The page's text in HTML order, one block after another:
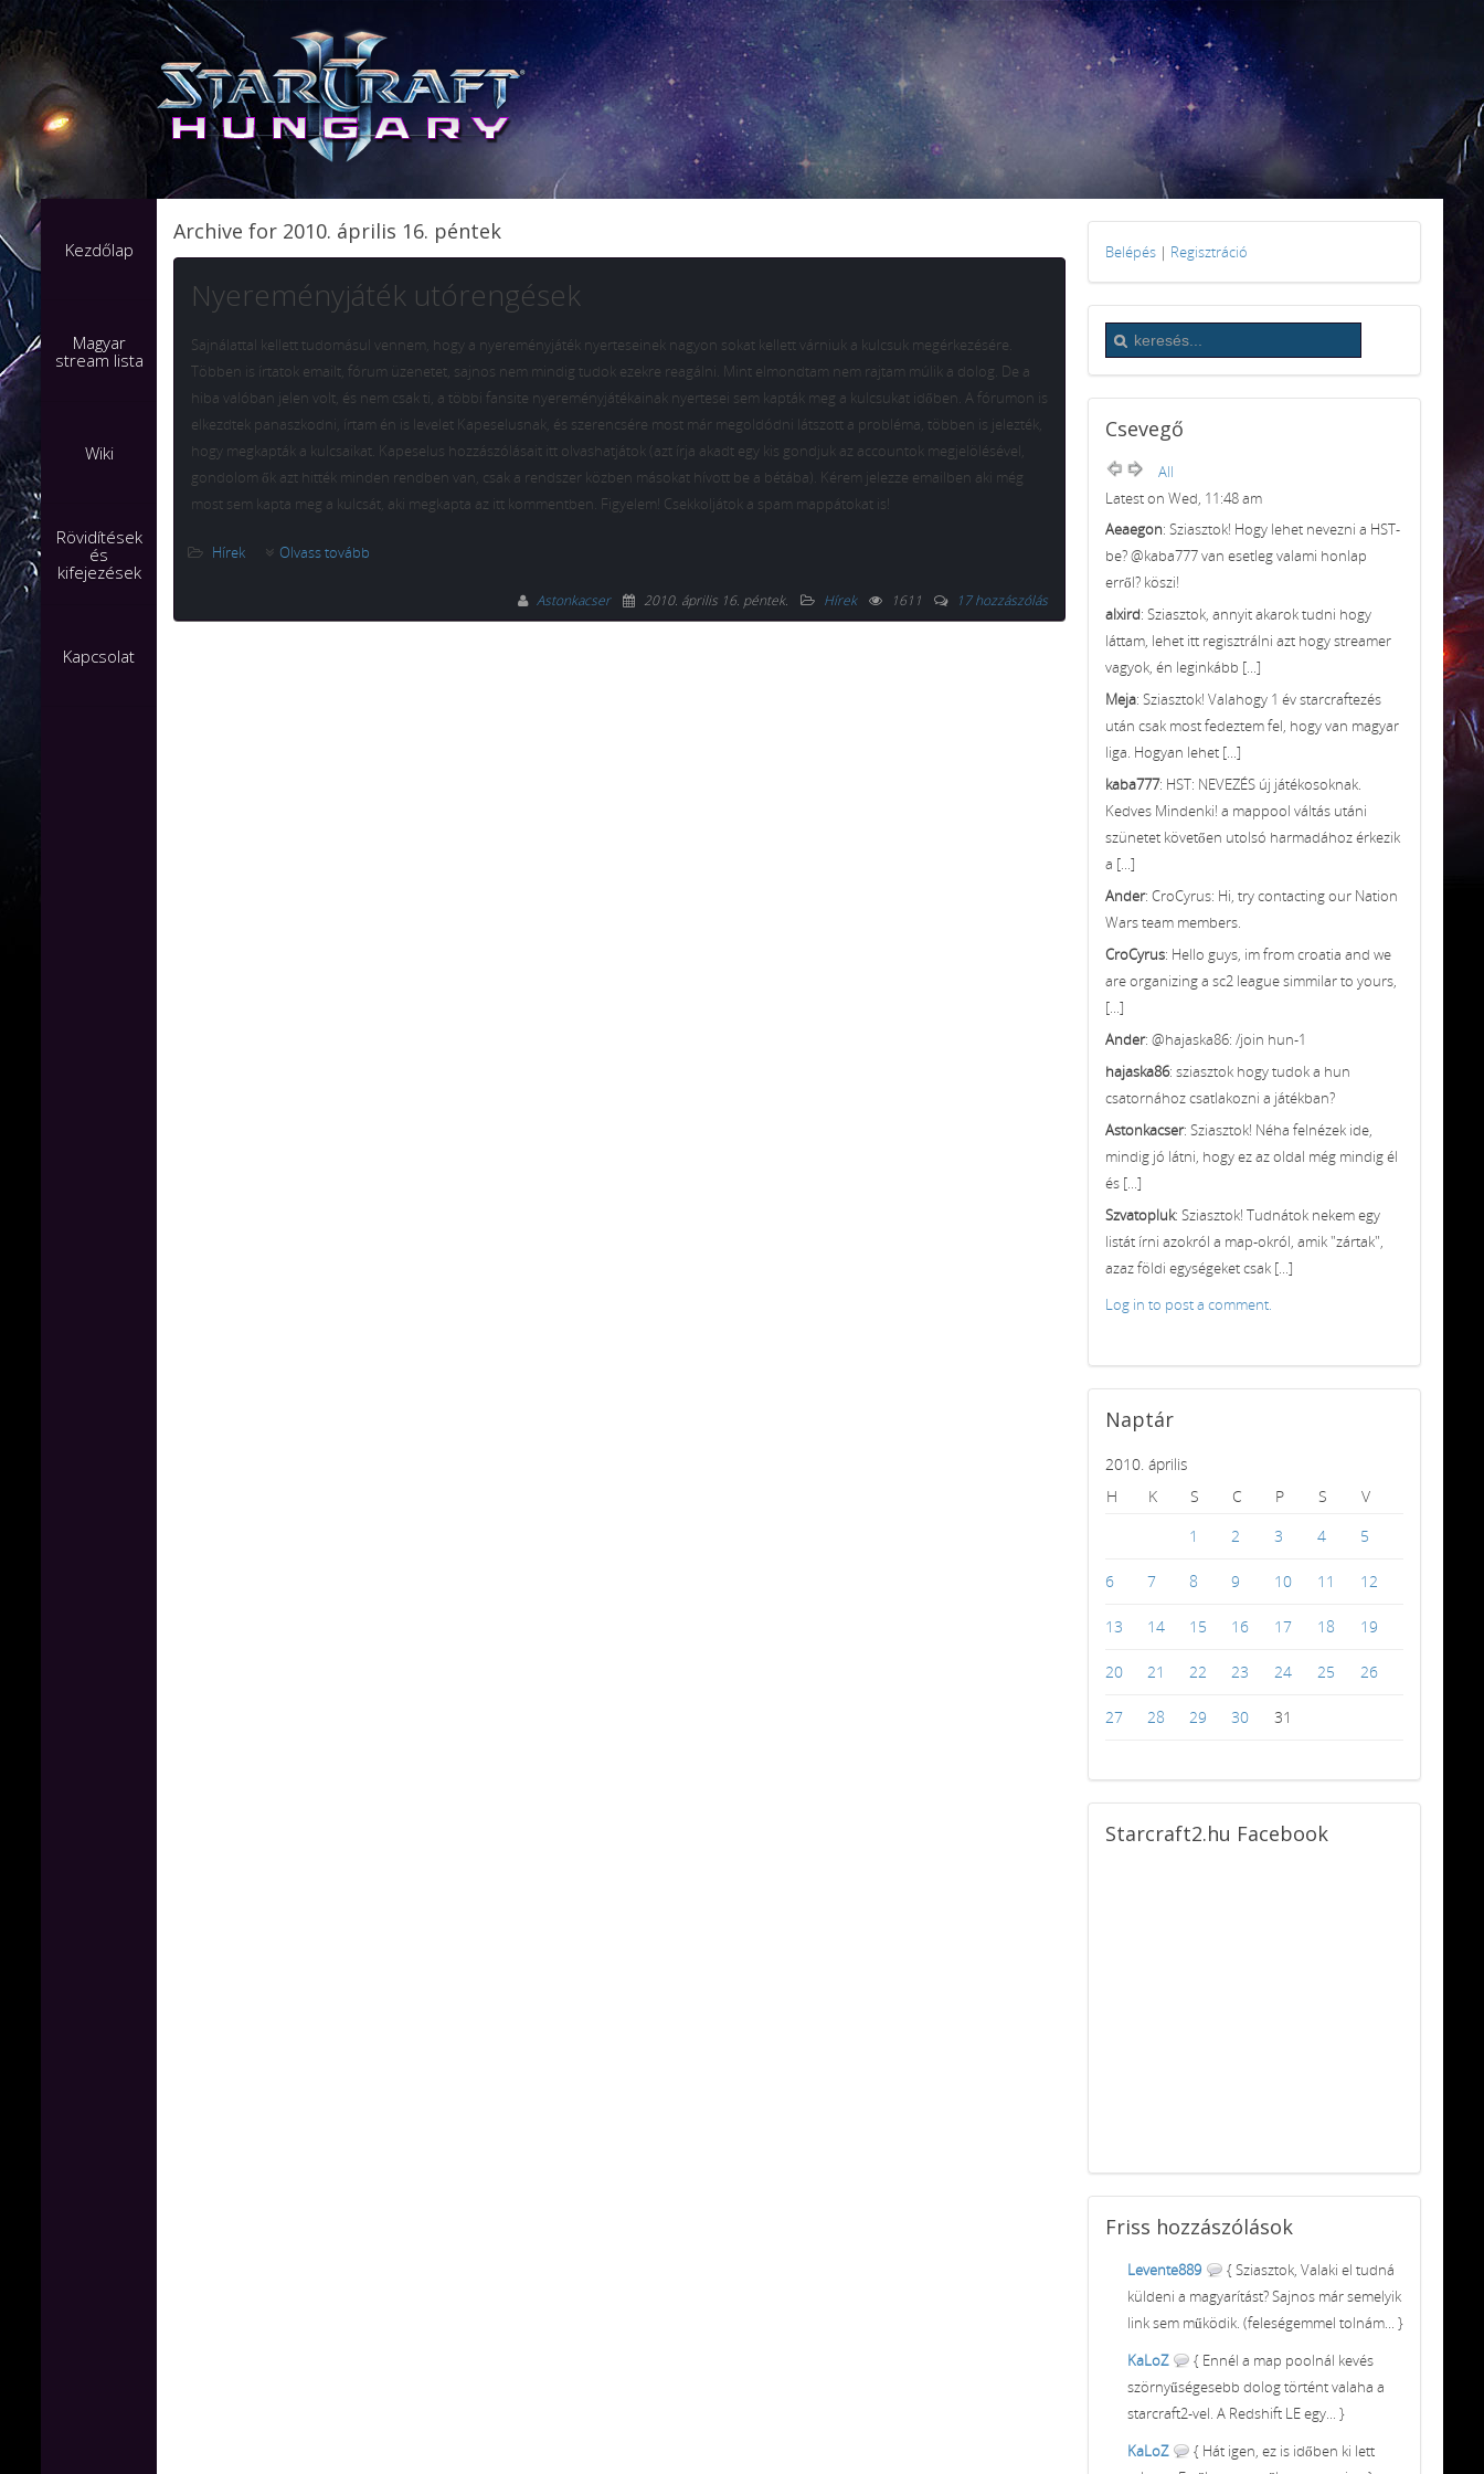
Kezdőlap
Magyar
stream lista
Wiki
Rövidítések
és
kifejezések
Kapcsolat
Archive for 2010. április 16. péntek
Nyereményjáték utórengések
Sajnálattal kellett tudomásul vennem, hogy a nyereményjáték nyerteseinek nagyon sokat kellett várniuk a kulcsuk megérkezésére.
Többen is írtatok emailt, fórum üzenetet, sajnos nem mindig tudok ezekre reagálni. Mint elmondtam nem rajtam múlik a dolog. De a
hiba valóban jelen volt, és nem csak ti, a többi fansite nyereményjátékainak nyertesei sem kapták meg a kulcsukat időben. A fórumon is
elkezdtek panaszkodni, írtam én is levelet Kapeselusnak, és szerencsére most már megoldódni látszott a probléma, többen is jelezték,
hogy megkapták a kulcsaikat. Kapeselus hozzászólásait itt olvashatjátok (azt írja akadt egy kis gondjuk az accountok megjelölésével,
gondolom ők azt hitték minden rendben van, csak a rendszer közben másokat hívott be a bétába). Kérem jelezze emailben aki még
most sem kapta meg a kulcsát, aki megkapta az itt kommentben. Figyelem! Csekkoljátok a spam mappátokat is!
Hírek Olvass tovább
Astonkacser 2010. április 16. péntek. Hírek 1611 17 hozzászólás
Belépés | Regisztráció
Csevegő
All
Latest on Wed, 11:48 am
Aeaegon: Sziasztok! Hogy lehet nevezni a HST-
be? @kaba777 van esetleg valami honlap
erről? köszi!
alxird: Sziasztok, annyit akarok tudni hogy
láttam, lehet itt regisztrálni azt hogy streamer
vagyok, én leginkább [...]
Meja: Sziasztok! Valahogy 1 év starcraftezés
után csak most fedeztem fel, hogy van magyar
liga. Hogyan lehet [...]
kaba777: HST: NEVEZÉS új játékosoknak.
Kedves Mindenki! a mappool váltás utáni
szünetet követően utolsó harmadához érkezik
a [...]
Ander: CroCyrus: Hi, try contacting our Nation
Wars team members.
CroCyrus: Hello guys, im from croatia and we
are organizing a sc2 league simmilar to yours,
[...]
Ander: @hajaska86: /join hun-1
hajaska86: sziasztok hogy tudok a hun
csatornához csatlakozni a játékban?
Astonkacser: Sziasztok! Néha felnézek ide,
mindig jó látni, hogy ez az oldal még mindig él
és [...]
Szvatopluk: Sziasztok! Tudnátok nekem egy
listát írni azokról a map-okról, amik "zártak",
azaz földi egységeket csak [...]
Log in to post a comment.
Naptár
2010. április
H
K S C P S
V
1
2 3 4 5
6 7 8 9 10 11 12
13 14 15 16 17 18 19
20 21 22 23 24 25 26
27 28 29 30 31
Starcraft2.hu Facebook
Friss hozzászólások
Levente889
{ Sziasztok, Valaki el tudná
küldeni a magyarítást? Sajnos már semelyik
link sem működik. (feleségemmel tolnám... }
KaLoZ
{ Ennél a map poolnál kevés
szörnyűségesebb dolog történt valaha a
starcraft2-vel. A Redshift LE egy... }
KaLoZ
{ Hát igen, ez is időben ki lett